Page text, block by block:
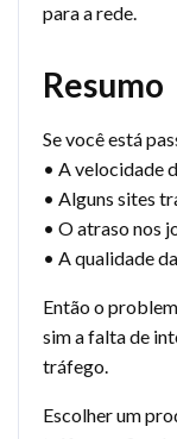
para a rede.
Resumo
Se você está
• A velocidade
• Alguns sites
• O atraso nos
• A qualidade
Então o
sim a falta de
tráfego.
Escolher um